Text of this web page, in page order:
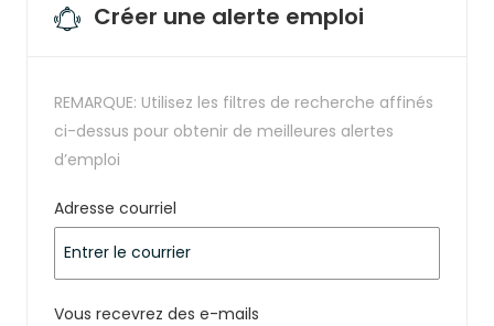
Créer une alerte emploi
REMARQUE: Utilisez les filtres de recherche affinés
ci-dessus pour obtenir de meilleures alertes
d’emploi
Adresse courriel
Vous recevrez des e-mails